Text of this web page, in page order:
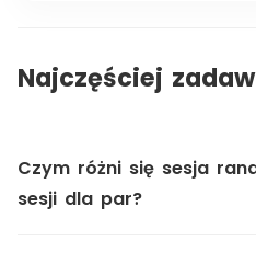
Najczęściej
Czym różni się sesja
sesji dla par?